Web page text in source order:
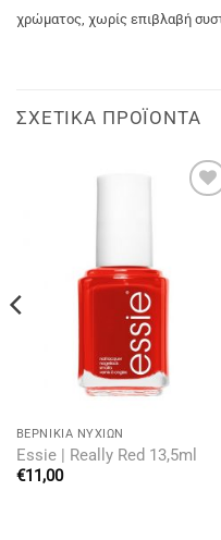
χρώματος, χωρίς επιβλαβή
ΣΧΕΤΙΚΆ ΠΡΟΪΌΝΤΑ
BΕΡΝΊΚΙΑ ΝΥΧΙΏΝ
Essie | Really Red 13,5ml
€11,00